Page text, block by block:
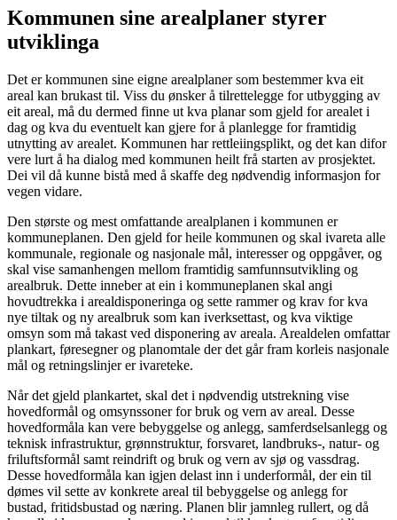
Kommunen sine arealplaner styrer
utviklinga
Det er kommunen sine eigne arealplaner som bestemmer kva eit
areal kan brukast til. Viss du ønsker å tilrettelegge for utbygging av
eit areal, må du dermed finne ut kva planar som gjeld for arealet i
dag og kva du eventuelt kan gjere for å planlegge for framtidig
utnytting av arealet. Kommunen har rettleiingsplikt, og det kan difor
vere lurt å ha dialog med kommunen heilt frå starten av prosjektet.
Dei vil då kunne bistå med å skaffe deg nødvendig informasjon for
vegen vidare.
Den største og mest omfattande arealplanen i kommunen er
kommuneplanen. Den gjeld for heile kommunen og skal ivareta alle
kommunale, regionale og nasjonale mål, interesser og oppgåver, og
skal vise samanhengen mellom framtidig samfunnsutvikling og
arealbruk. Dette inneber at ein i kommuneplanen skal angi
hovudtrekka i arealdisponeringa og sette rammer og krav for kva
nye tiltak og ny arealbruk som kan iverksettast, og kva viktige
omsyn som må takast ved disponering av areala. Arealdelen omfattar
plankart, føresegner og planomtale der det går fram korleis nasjonale
mål og retningslinjer er ivareteke.
Når det gjeld plankartet, skal det i nødvendig utstrekning vise
hovedformål og omsynssoner for bruk og vern av areal. Desse
hovedformåla kan vere bebyggelse og anlegg, samferdselsanlegg og
teknisk infrastruktur, grønnstruktur, forsvaret, landbruks-, natur- og
friluftsformål samt reindrift og bruk og vern av sjø og vassdrag.
Desse hovedformåla kan igjen delast inn i underformål, der ein til
dømes vil sette av konkrete areal til bebyggelse og anlegg for
bustad, fritidsbustad og næring. Planen blir jamnleg rullert, og då